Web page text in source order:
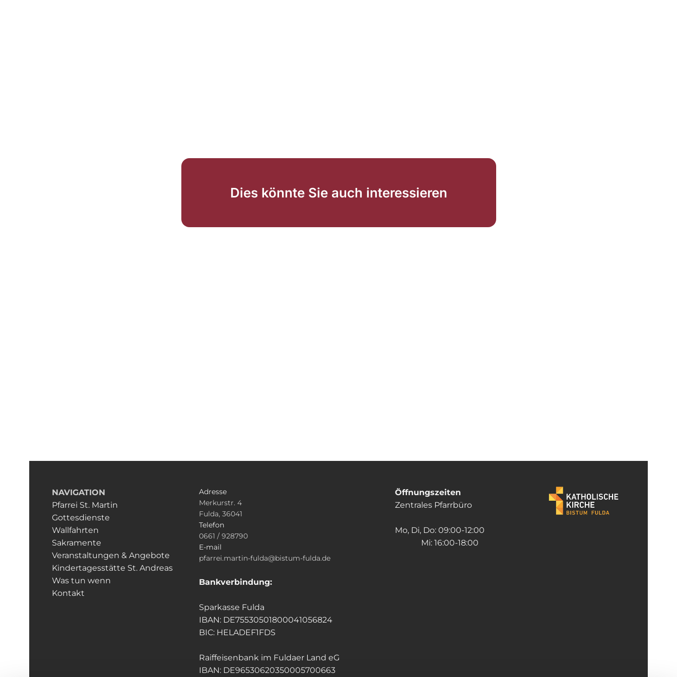
Dies könnte Sie auch interessieren
NAVIGATION
Pfarrei St. Martin
Gottesdienste
Wallfahrten
Sakramente
Veranstaltungen & Angebote
Kindertagesstätte St. Andreas
Was tun wenn
Kontakt
Adresse
Merkurstr. 4
Fulda, 36041
Telefon
0661 / 928790
E-mail
pfarrei.martin-fulda@bistum-fulda.de
Bankverbindung:
Sparkasse Fulda
IBAN: DE75530501800041056824
BIC: HELADEF1FDS
Raiffeisenbank im Fuldaer Land eG
IBAN: DE96530620350005700663
Öffnungszeiten
Zentrales Pfarrbüro
Mo, Di, Do: 09:00-12:00
Mi: 16:00-18:00